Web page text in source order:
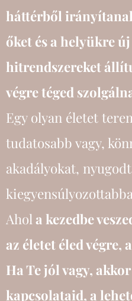
háttérből
őket és a helyükre
hitrendszereket
végre téged
Egy olyan életet
tudatosabb vagy,
akadályokat,
Ahola kezedbe
az életet éled végre,
Ha Te jól vagy,
kapcsolataid, a